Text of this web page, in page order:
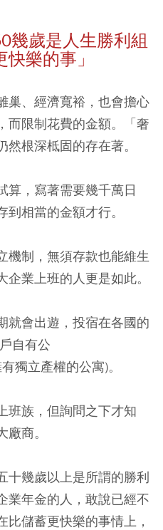
歲是人生勝利組
快樂的事 」
巢、經濟寬裕，也會擔心
而限制花費的金額。「奢
根深柢固的存在著。
算，寫著需要幾千萬日
相當的金額才行。
機制，無須存款也能維生
業上班的人更是如此。
就會出遊，投宿在各國的
自有公
獨立產權的公寓)。
班族，但詢問之下才知
商。
十幾歲以上是所謂的勝利
業年金的人，敢說已經不
儲蓄更快樂的事情上，